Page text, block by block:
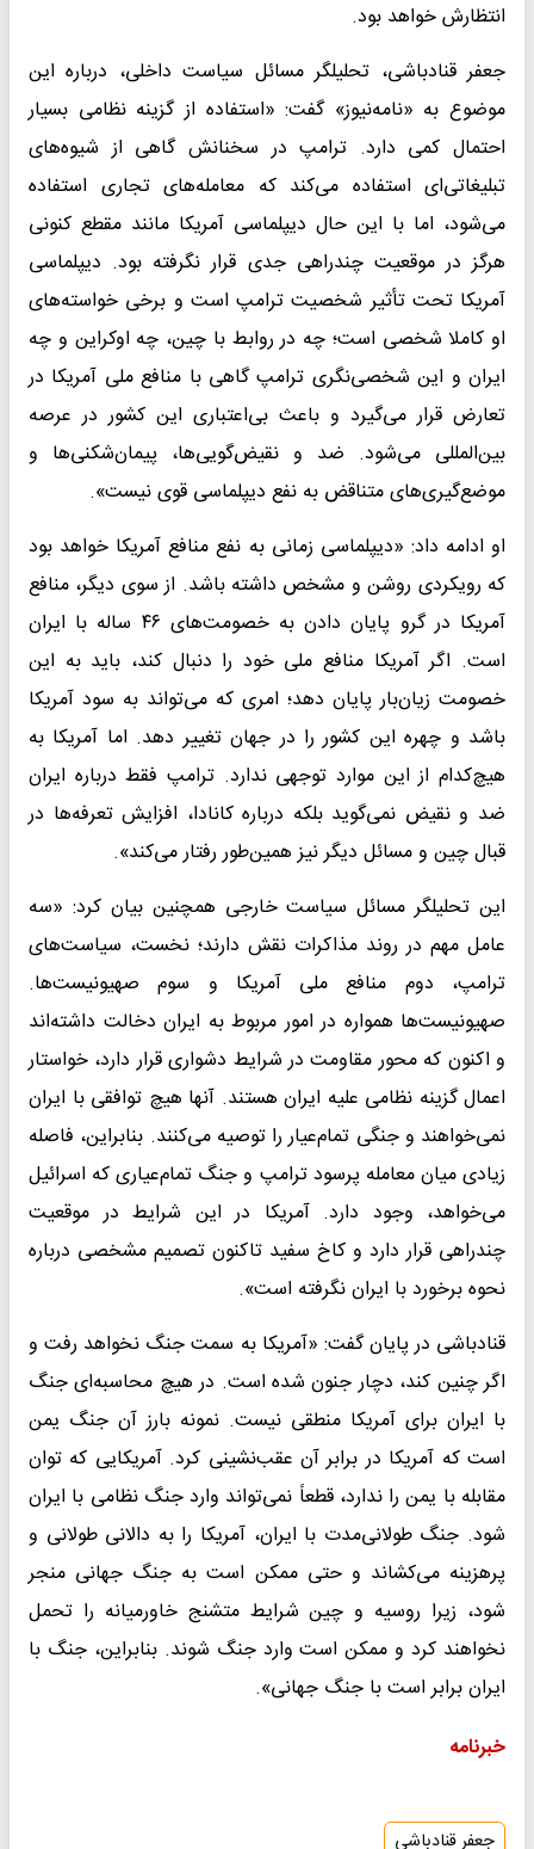
انتظارش خواهد بود.
جعفر قنادباشی، تحلیلگر مسائل سیاست داخلی، درباره این
موضوع به «نامه‌نیوز» گفت: «استفاده از گزینه نظامی بسیار
احتمال کمی دارد. ترامپ در سخنانش گاهی از شیوه‌های
تبلیغاتی‌ای استفاده می‌کند که معامله‌های تجاری استفاده
می‌شود، اما با این حال دیپلماسی آمریکا مانند مقطع کنونی
هرگز در موقعیت چندراهی جدی قرار نگرفته بود. دیپلماسی
آمریکا تحت تأثیر شخصیت ترامپ است و برخی خواسته‌های
او کاملا شخصی است؛ چه در روابط با چین، چه اوکراین و چه
ایران و این شخصی‌نگری ترامپ گاهی با منافع ملی آمریکا در
تعارض قرار می‌گیرد و باعث بی‌اعتباری این کشور در عرصه
بین‌المللی می‌شود. ضد و نقیض‌گویی‌ها، پیمان‌شکنی‌ها و
موضع‌گیری‌های متناقض به نفع دیپلماسی قوی نیست».
او ادامه داد: «دیپلماسی زمانی به نفع منافع آمریکا خواهد بود
که رویکردی روشن و مشخص داشته باشد. از سوی دیگر، منافع
آمریکا در گرو پایان دادن به خصومت‌های ۴۶ ساله با ایران
است. اگر آمریکا منافع ملی خود را دنبال کند، باید به این
خصومت زیان‌بار پایان دهد؛ امری که می‌تواند به سود آمریکا
باشد و چهره این کشور را در جهان تغییر دهد. اما آمریکا به
هیچ‌کدام از این موارد توجهی ندارد. ترامپ فقط درباره ایران
ضد و نقیض نمی‌گوید بلکه درباره کانادا، افزایش تعرفه‌ها در
قبال چین و مسائل دیگر نیز همین‌طور رفتار می‌کند».
این تحلیلگر مسائل سیاست خارجی همچنین بیان کرد: «سه
عامل مهم در روند مذاکرات نقش دارند؛ نخست، سیاست‌های
ترامپ، دوم منافع ملی آمریکا و سوم صهیونیست‌ها.
صهیونیست‌ها همواره در امور مربوط به ایران دخالت داشته‌اند
و اکنون که محور مقاومت در شرایط دشواری قرار دارد، خواستار
اعمال گزینه نظامی علیه ایران هستند. آنها هیچ توافقی با ایران
نمی‌خواهند و جنگی تمام‌عیار را توصیه می‌کنند. بنابراین، فاصله
زیادی میان معامله پرسود ترامپ و جنگ تمام‌عیاری که اسرائیل
می‌خواهد، وجود دارد. آمریکا در این شرایط در موقعیت
چندراهی قرار دارد و کاخ سفید تاکنون تصمیم مشخصی درباره
نحوه برخورد با ایران نگرفته است».
قنادباشی در پایان گفت: «آمریکا به سمت جنگ نخواهد رفت و
اگر چنین کند، دچار جنون شده است. در هیچ محاسبه‌ای جنگ
با ایران برای آمریکا منطقی نیست. نمونه بارز آن جنگ یمن
است که آمریکا در برابر آن عقب‌نشینی کرد. آمریکایی که توان
مقابله با یمن را ندارد، قطعاً نمی‌تواند وارد جنگ نظامی با ایران
شود. جنگ طولانی‌مدت با ایران، آمریکا را به دالانی طولانی و
پرهزینه می‌کشاند و حتی ممکن است به جنگ جهانی منجر
شود، زیرا روسیه و چین شرایط متشنج خاورمیانه را تحمل
نخواهند کرد و ممکن است وارد جنگ شوند. بنابراین، جنگ با
ایران برابر است با جنگ جهانی».
خبرنامه
جعفر قنادباشی